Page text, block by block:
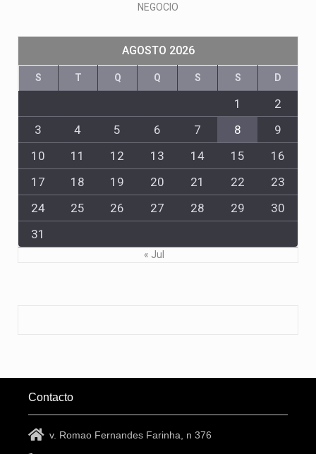
NEGOCIO
AGOSTO 2026
S T Q Q S S D
1
2
3
4 5 6 7 8
9
10
11 12 13 14 15
16
17
18 19 20 21 22
23
24
25 26 27 28 29
30
31
« Jul
Contacto
v. Romao Fernandes Farinha, n 376